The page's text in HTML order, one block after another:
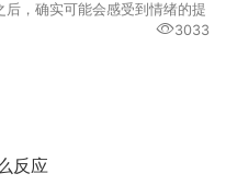
后，确实可能会感受到情绪的提
3033
反应